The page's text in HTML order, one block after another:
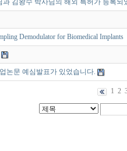
김왕수 박사님의 해외 특허가 등록되
Demodulator for Biomedical Implants
논문 예심발표가 있었습니다.
1 2